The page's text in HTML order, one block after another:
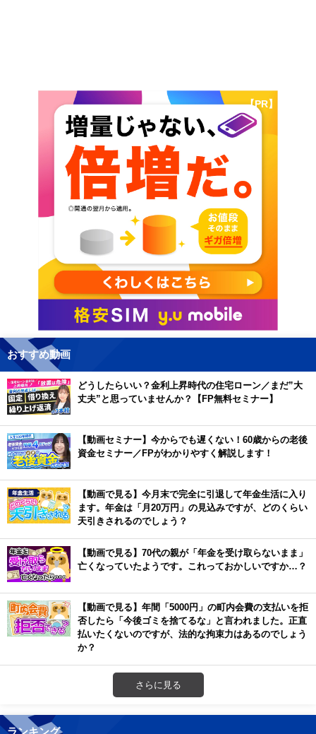
【PR】
おすすめ動画
どうしたらいい？金利上昇時代の住宅ローン／まだ”大
丈夫”と思っていませんか？【FP無料セミナー】
【動画セミナー】今からでも遅くない！60歳からの老後
資金セミナー／FPがわかりやすく解説します！
【動画で見る】今月末で完全に引退して年金生活に入り
ます。年金は「月20万円」の見込みですが、どのくらい
天引きされるのでしょう？
【動画で見る】70代の親が「年金を受け取らないまま」
亡くなっていたようです。これっておかしいですか…？
【動画で見る】年間「5000円」の町内会費の支払いを拒
否したら「今後ゴミを捨てるな」と言われました。正直
払いたくないのですが、法的な拘束力はあるのでしょう
か？
さらに見る
ランキング